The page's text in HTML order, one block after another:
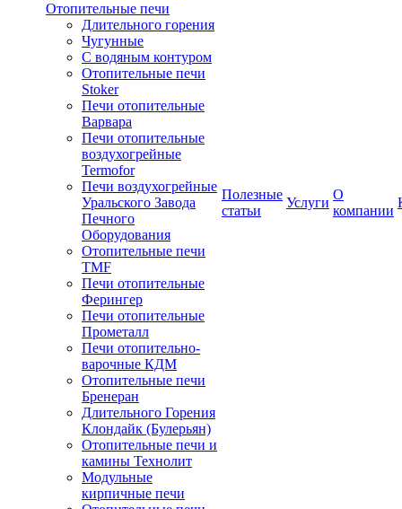
Отопительные печи
Длительного горения
Чугунные
C водяным контуром
Отопительные печи
Stoker
Печи отопительные
Варвара
Печи отопительные
воздухогрейные
Termofor
Печи воздухогрейные
Уральского Завода
Печного
Оборудования
Отопительные печи
TMF
Печи отопительные
Ферингер
Печи отопительные
Прометалл
Печи отопительно-
варочные КДМ
Отопительные печи
Бренеран
Длительного Горения
Клондайк (Булерьян)
Отопительные печи и
камины Технолит
Модульные
кирпичные печи
Полезные
статьи
Услуги
О
компании